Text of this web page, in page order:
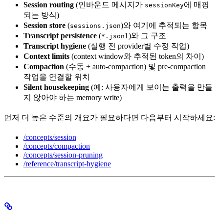
Session routing (인바운드 메시지가 sessionKey에 매핑
되는 방식)
Session store (sessions.json)와 여기에 추적되는 항목
Transcript persistence (*.jsonl)와 그 구조
Transcript hygiene (실행 전 provider별 수정 작업)
Context limits (context window와 추적된 token의 차이)
Compaction (수동 + auto-compaction) 및 pre-compaction
작업을 연결할 위치
Silent housekeeping (예: 사용자에게 보이는 출력을 만들
지 않아야 하는 memory write)
먼저 더 높은 수준의 개요가 필요하다면 다음부터 시작하세요:
/concepts/session
/concepts/compaction
/concepts/session-pruning
/reference/transcript-hygiene